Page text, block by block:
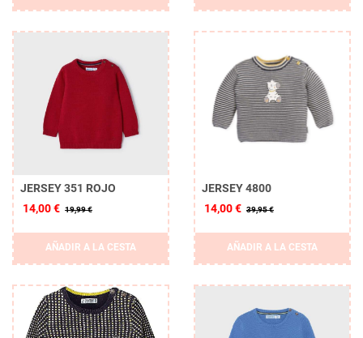
APLICAR
JERSEY 351 ROJO
14,00 € 19,99 €
AÑADIR A LA CESTA
JERSEY 4800
14,00 € 39,95 €
AÑADIR A LA CESTA